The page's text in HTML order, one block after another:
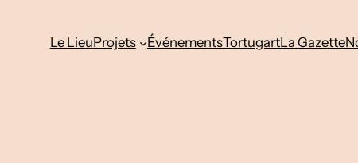
Le LieuProjets ÉvénementsTortugartLa Gazette